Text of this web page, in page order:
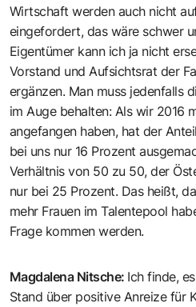
Wirtschaft werden auch nicht
eingefordert, das wäre schwer
Eigentümer kann ich ja nicht
Vorstand und Aufsichtsrat der
ergänzen. Man muss jedenfalls
im Auge behalten: Als wir 2016
angefangen haben, hat der
bei uns nur 16 Prozent
Verhältnis von 50 zu 50, der
nur bei 25 Prozent. Das heißt,
mehr Frauen im Talentepool
Frage kommen werden.
Magdalena Nitsche: Ich finde,
Stand über positive Anreize für